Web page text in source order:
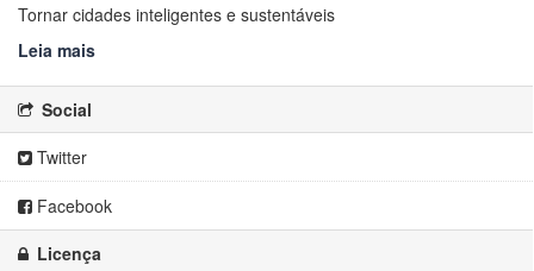
Tornar cidades inteligentes e sustentáveis
Leia mais
Social
Twitter
Facebook
Licença